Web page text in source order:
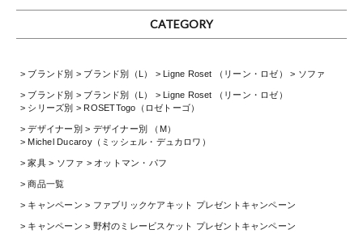
CATEGORY
ブランド別 ブランド別（L） Ligne Roset （リーン・ロゼ） ソファ
ブランド別 ブランド別（L）
Ligne Roset （リーン・ロゼ）
シリーズ別
ROSETTogo（ロゼトーゴ）
デザイナー別
デザイナー別 （M）
Michel Ducaroy（ミッシェル・デュカロワ）
家具 ソファ オットマン・パフ
商品一覧
キャンペーン ファブリックケアキット プレゼントキャンペーン
キャンペーン 野村のミレービスケット プレゼントキャンペーン